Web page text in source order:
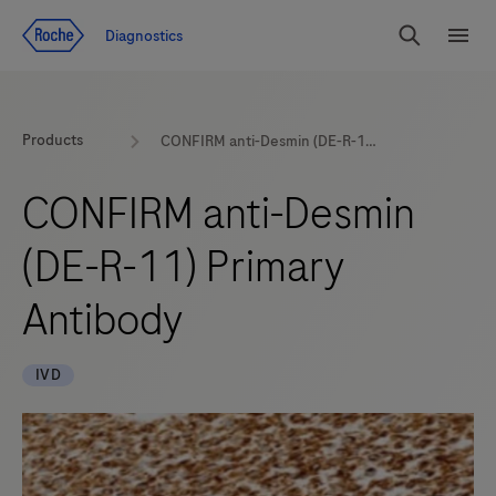
Diagnostics
Suchen
Products CONFIRM anti-Desmin (DE-R-11) Primary Antibody
CONFIRM anti-Desmin
(DE-R-11) Primary
Antibody
IVD